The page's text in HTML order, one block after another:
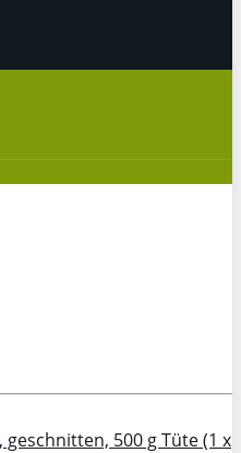
500 g Tüte (1 x